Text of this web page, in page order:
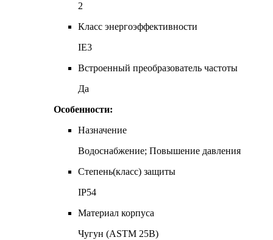
2
Класс энергоэффективности
IE3
Встроенный преобразователь частоты
Да
Особенности:
Назначение
Водоснабжение; Повышение давления
Степень(класс) защиты
IP54
Материал корпуса
Чугун (ASTM 25B)